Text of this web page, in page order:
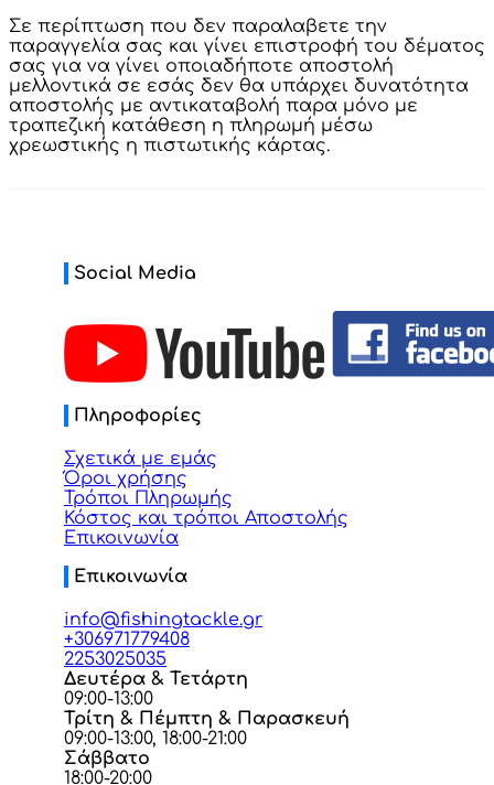
Σε περίπτωση που δεν παραλαβετε την
παραγγελία σας και γίνει επιστροφή του δέματος
σας για να γίνει οποιαδήποτε αποστολή
μελλοντικά σε εσάς δεν θα υπάρχει δυνατότητα
αποστολής με αντικαταβολή παρα μόνο με
τραπεζική κατάθεση η πληρωμή μέσω
χρεωστικής η πιστωτικής κάρτας.
Social Media
Πληροφορίες
Σχετικά με εμάς
Όροι χρήσης
Τρόποι Πληρωμής
Κόστος και τρόποι Αποστολής
Επικοινωνία
Επικοινωνία
info@fishingtackle.gr
+306971779408
2253025035
Δευτέρα & Τετάρτη
09:00-13:00
Τρίτη & Πέμπτη & Παρασκευή
09:00-13:00, 18:00-21:00
Σάββατο
18:00-20:00